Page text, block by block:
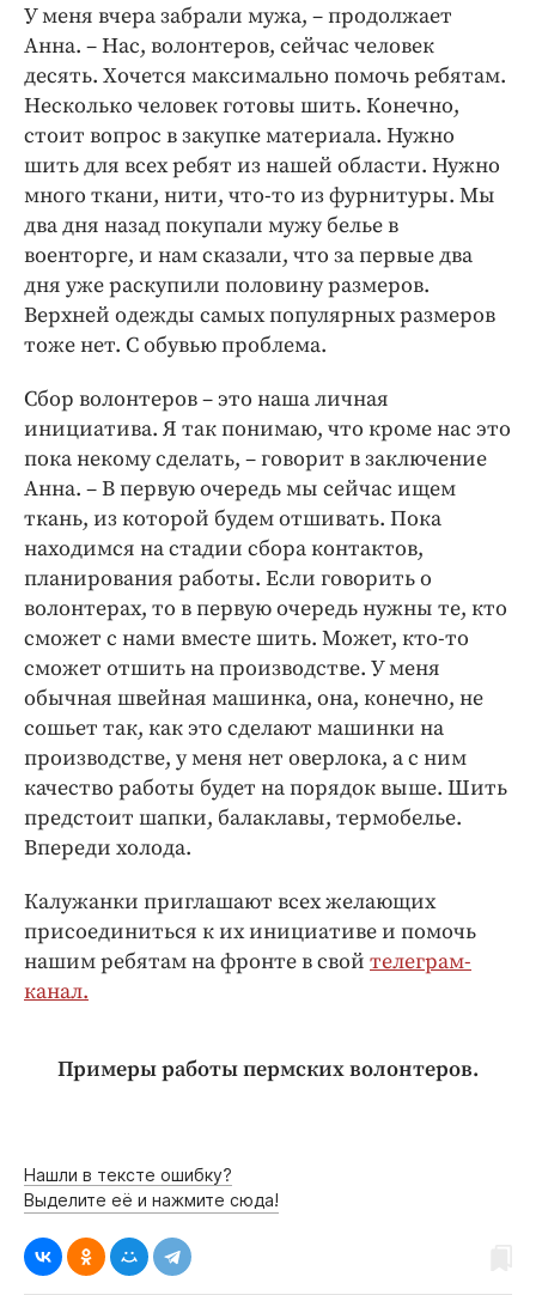
У меня вчера забрали мужа, – продолжает
Анна. – Нас, волонтеров, сейчас человек
десять. Хочется максимально помочь ребятам.
Несколько человек готовы шить. Конечно,
стоит вопрос в закупке материала. Нужно
шить для всех ребят из нашей области. Нужно
много ткани, нити, что-то из фурнитуры. Мы
два дня назад покупали мужу белье в
военторге, и нам сказали, что за первые два
дня уже раскупили половину размеров.
Верхней одежды самых популярных размеров
тоже нет. С обувью проблема.
Сбор волонтеров – это наша личная
инициатива. Я так понимаю, что кроме нас это
пока некому сделать, – говорит в заключение
Анна. – В первую очередь мы сейчас ищем
ткань, из которой будем отшивать. Пока
находимся на стадии сбора контактов,
планирования работы. Если говорить о
волонтерах, то в первую очередь нужны те, кто
сможет с нами вместе шить. Может, кто-то
сможет отшить на производстве. У меня
обычная швейная машинка, она, конечно, не
сошьет так, как это сделают машинки на
производстве, у меня нет оверлока, а с ним
качество работы будет на порядок выше. Шить
предстоит шапки, балаклавы, термобелье.
Впереди холода.
Калужанки приглашают всех желающих
присоединиться к их инициативе и помочь
нашим ребятам на фронте в свой телеграм-
канал.
Примеры работы пермских волонтеров.
Нашли в тексте ошибку?
Выделите её и нажмите сюда!